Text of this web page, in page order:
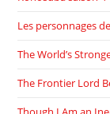
Les personnages
The World’s
The Frontier Lord